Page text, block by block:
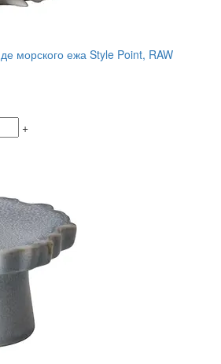
морского ежа Style Point, RAW
+